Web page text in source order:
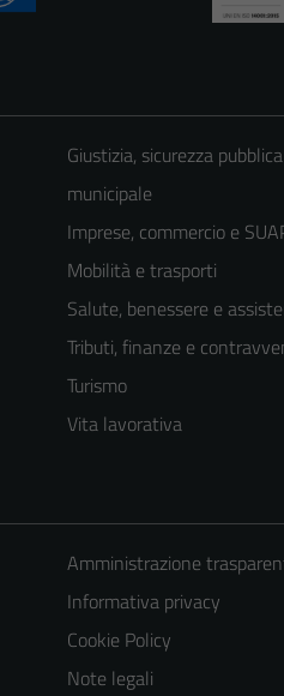
Giustizia, sicurezza
municipale
Imprese, commercio e
Mobilità e trasporti
Salute, benessere e
Tributi, finanze e
Turismo
Vita lavorativa
Amministrazione
Informativa privacy
Cookie Policy
Note legali